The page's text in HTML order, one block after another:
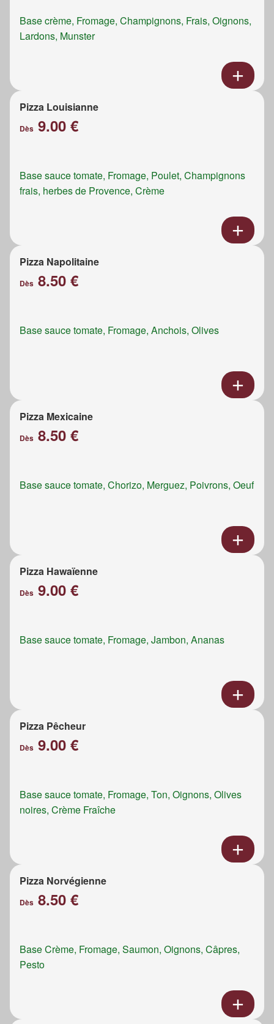
Base crème, Fromage, Champignons, Frais, Oignons,
Lardons, Munster
Pizza Louisianne
Dès 9.00 €
Base sauce tomate, Fromage, Poulet, Champignons
frais, herbes de Provence, Crème
Pizza Napolitaine
Dès 8.50 €
Base sauce tomate, Fromage, Anchois, Olives
Pizza Mexicaine
Dès 8.50 €
Base sauce tomate, Chorizo, Merguez, Poivrons, Oeuf
Pizza Hawaïenne
Dès 9.00 €
Base sauce tomate, Fromage, Jambon, Ananas
Pizza Pêcheur
Dès 9.00 €
Base sauce tomate, Fromage, Ton, Oignons, Olives
noires, Crème Fraîche
Pizza Norvégienne
Dès 8.50 €
Base Crème, Fromage, Saumon, Oignons, Câpres,
Pesto